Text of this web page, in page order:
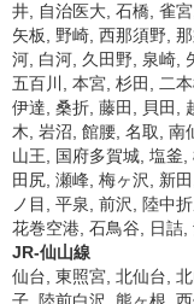
井, 自治医大, 石橋, 雀
矢板, 野崎, 西那須野,
河, 白河, 久田野, 泉崎,
五百川, 本宮, 杉田, 二
伊達, 桑折, 藤田, 貝田,
木, 岩沼, 館腰, 名取, 南
山王, 国府多賀城, 塩釜
田尻, 瀬峰, 梅ヶ沢, 新
ノ目, 平泉, 前沢, 陸中
花巻空港, 石鳥谷, 日詰
JR-仙山線
仙台, 東照宮, 北仙台,